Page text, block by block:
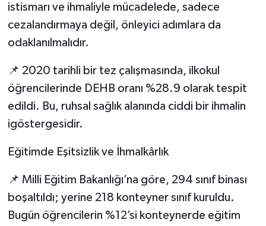
istismarı ve ihmaliyle mücadelede, sadece
cezalandırmaya değil, önleyici adımlara da
odaklanılmalıdır.
📌 2020 tarihli bir tez çalışmasında, ilkokul
öğrencilerinde DEHB oranı %28.9 olarak tespit
edildi. Bu, ruhsal sağlık alanında ciddi bir ihmalin
igöstergesidir.
Eğitimde Eşitsizlik ve İhmalkârlık
📌 Milli Eğitim Bakanlığı’na göre, 294 sınıf binası
boşaltıldı; yerine 218 konteyner sınıf kuruldu.
Bugün öğrencilerin %12’si konteynerde eğitim